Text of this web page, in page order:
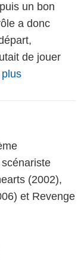
un bon
a donc
de jouer
(2002),
et Revenge